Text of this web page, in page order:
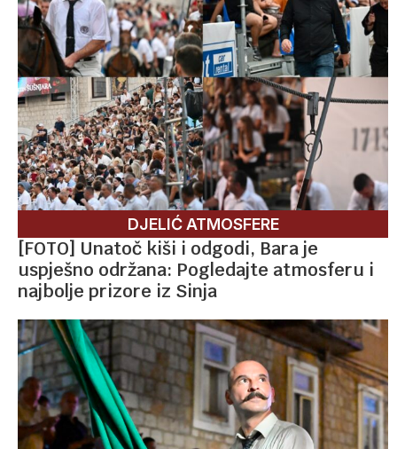
DJELIĆ ATMOSFERE
[FOTO] Unatoč kiši i odgodi, Bara je
uspješno održana: Pogledajte atmosferu i
najbolje prizore iz Sinja